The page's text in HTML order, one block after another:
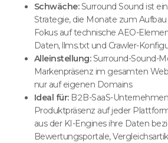
Schwäche:Surround Sound ist
Strategie, die Monate zum
Fokus auf technische AEO-
Daten, llms.txt und Crawler-
Alleinstellung:Surround-Sound-
Markenpräsenz im gesamten
nur auf eigenen Domains
Ideal für:B2B-SaaS-
Produktpräsenz auf jeder
aus der KI-Engines ihre Daten
Bewertungsportale,